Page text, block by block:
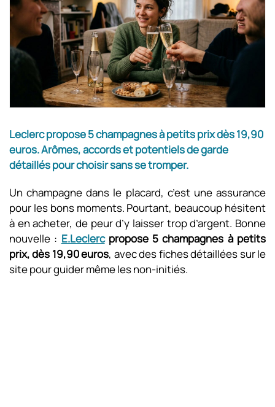
Leclerc propose 5 champagnes à petits prix dès 19,90
euros. Arômes, accords et potentiels de garde
détaillés pour choisir sans se tromper.
Un champagne dans le placard, c’est une assurance
pour les bons moments. Pourtant, beaucoup hésitent
à en acheter, de peur d’y laisser trop d’argent. Bonne
nouvelle : E.Leclercpropose 5 champagnes à petits
prix, dès 19,90 euros, avec des fiches détaillées sur le
site pour guider même les non-initiés.